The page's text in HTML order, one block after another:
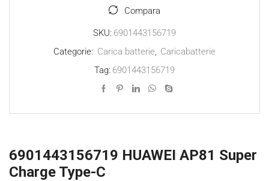
Super
C
quantità
Compara
SKU: 6901443156719
Categorie: Carica batterie, Caricabatterie
Tag: 6901443156719
6901443156719 HUAWEI AP81 Super
Charge Type-C